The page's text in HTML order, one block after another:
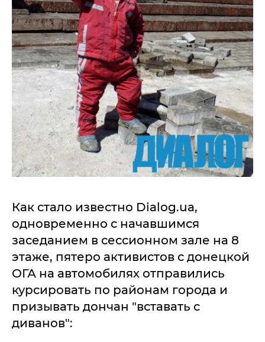
Как стало известно Dialog.ua,
одновременно с начавшимся
заседанием в сессионном зале на 8
этаже, пятеро активистов с донецкой
ОГА на автомобилях отправились
курсировать по районам города и
призывать дончан "вставать с
диванов":